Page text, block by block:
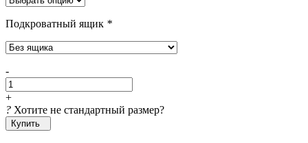
Подкроватный ящик *
-
+
? Хотите не стандартный размер?
Купить